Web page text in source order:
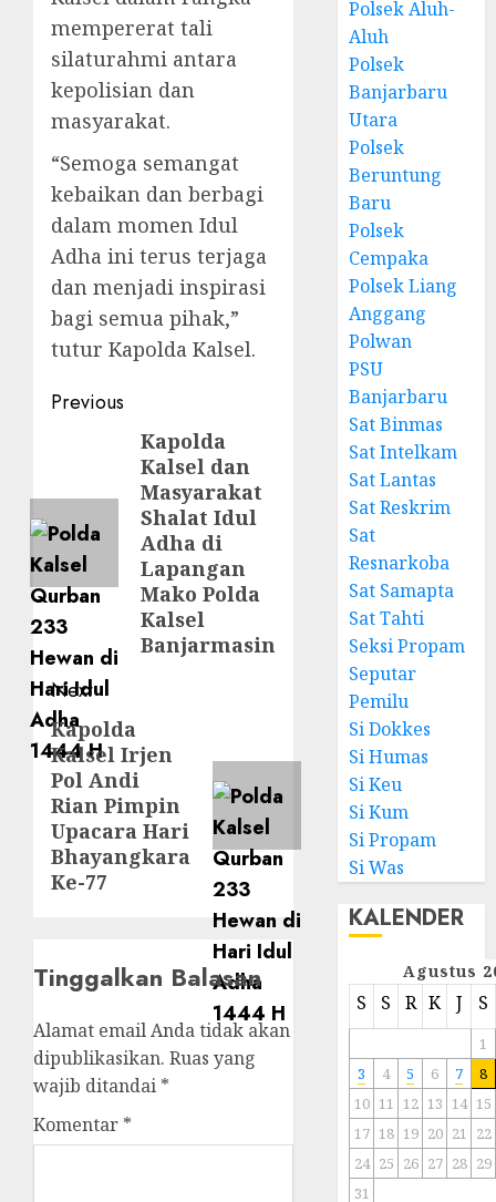
mempererat tali
silaturahmi antara
kepolisian dan
masyarakat.
“Semoga semangat
kebaikan dan berbagi
dalam momen Idul
Adha ini terus terjaga
dan menjadi inspirasi
bagi semua pihak,”
tutur Kapolda Kalsel.
Previous
Kapolda
Kalsel dan
Masyarakat
Shalat Idul
Adha di
Lapangan
Mako Polda
Kalsel
Banjarmasin
Next
Kapolda
Kalsel Irjen
Pol Andi
Rian Pimpin
Upacara Hari
Bhayangkara
Ke-77
Tinggalkan Balasan
Alamat email Anda tidak akan
dipublikasikan. Ruas yang
wajib ditandai *
Komentar *
Polsek Aluh-
Aluh
Polsek
Banjarbaru
Utara
Polsek
Beruntung
Baru
Polsek
Cempaka
Polsek Liang
Anggang
Polwan
PSU
Banjarbaru
Sat Binmas
Sat Intelkam
Sat Lantas
Sat Reskrim
Sat
Resnarkoba
Sat Samapta
Sat Tahti
Seksi Propam
Seputar
Pemilu
Si Dokkes
Si Humas
Si Keu
Si Kum
Si Propam
Si Was
KALENDER
Agustus
S S R K J S
1
3
4 5 6 7
8
10 11 12 13 14 15
17 18 19 20 21 22
24 25 26 27 28 29
31